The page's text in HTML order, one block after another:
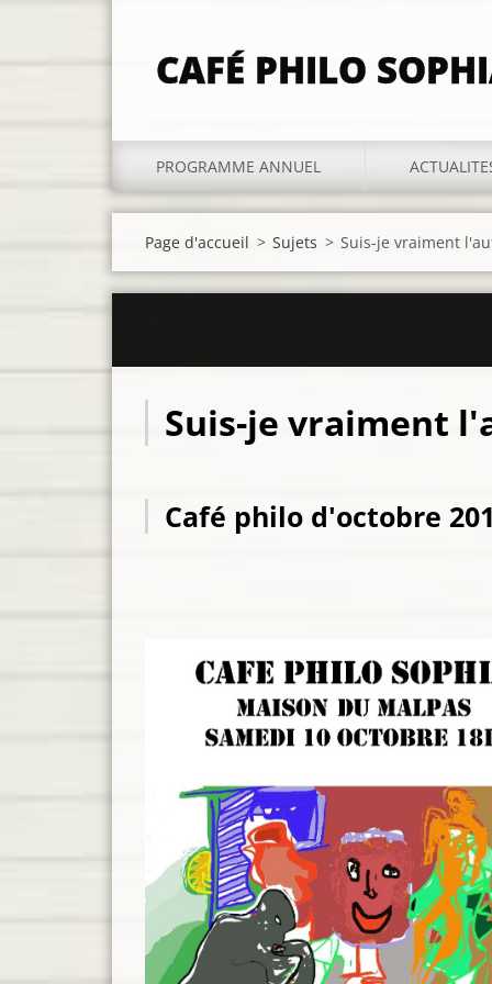
CAFÉ PHILO
PROGRAMME ANNUEL
Page d'accueil > Sujets > Suis-je vraiment
Suis-je vraiment
Café philo d'octobre